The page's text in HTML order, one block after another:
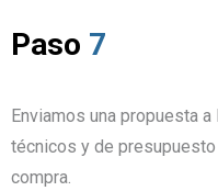
Paso 7
Enviamos una propuesta
técnicos y de
compra.